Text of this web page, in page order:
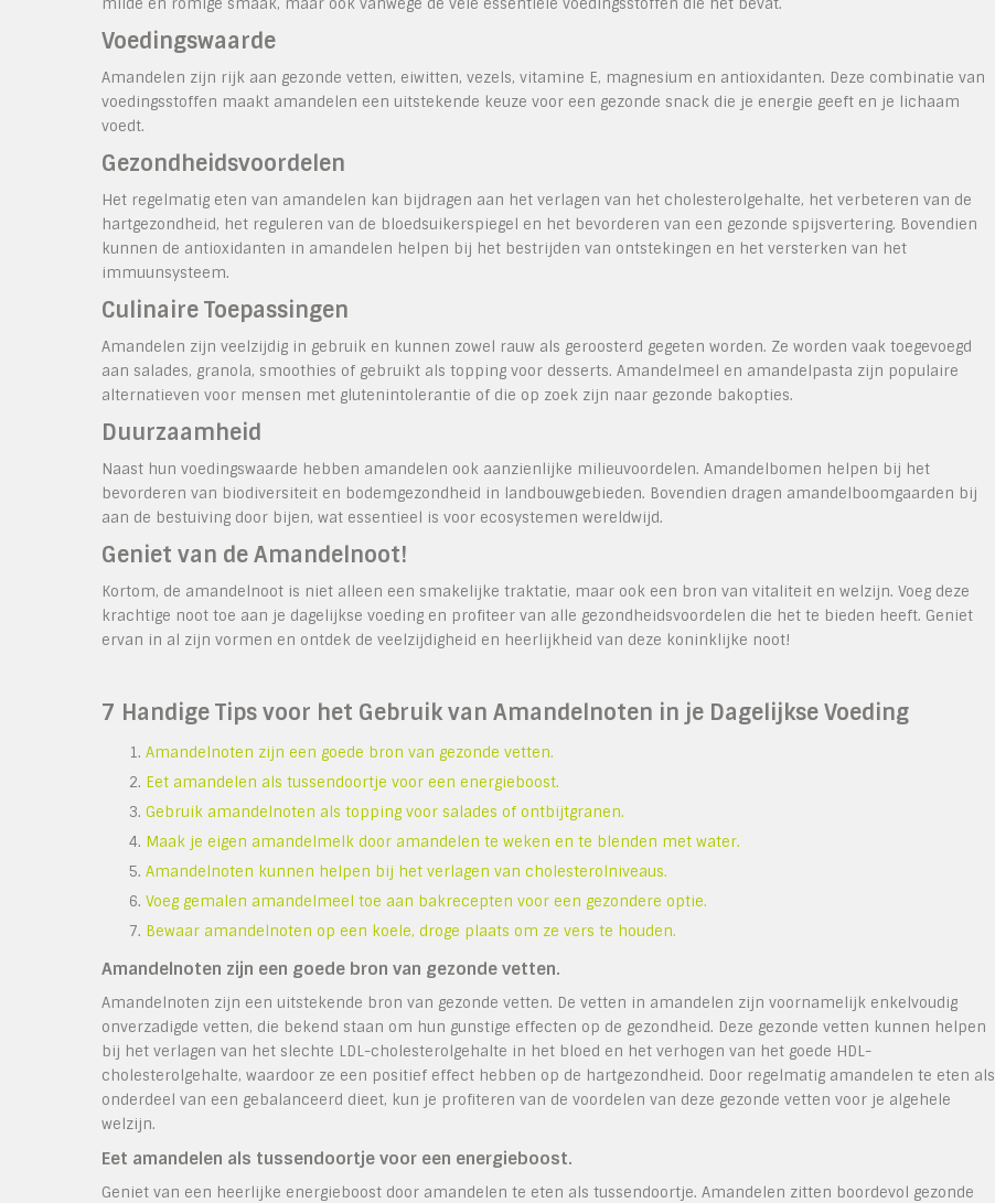
milde en romige smaak, maar ook vanwege de vele essentiële voedingsstoffen die het bevat.
Voedingswaarde
Amandelen zijn rijk aan gezonde vetten, eiwitten, vezels, vitamine E, magnesium en antioxidanten. Deze combinatie van
voedingsstoffen maakt amandelen een uitstekende keuze voor een gezonde snack die je energie geeft en je lichaam
voedt.
Gezondheidsvoordelen
Het regelmatig eten van amandelen kan bijdragen aan het verlagen van het cholesterolgehalte, het verbeteren van de
hartgezondheid, het reguleren van de bloedsuikerspiegel en het bevorderen van een gezonde spijsvertering. Bovendien
kunnen de antioxidanten in amandelen helpen bij het bestrijden van ontstekingen en het versterken van het
immuunsysteem.
Culinaire Toepassingen
Amandelen zijn veelzijdig in gebruik en kunnen zowel rauw als geroosterd gegeten worden. Ze worden vaak toegevoegd
aan salades, granola, smoothies of gebruikt als topping voor desserts. Amandelmeel en amandelpasta zijn populaire
alternatieven voor mensen met glutenintolerantie of die op zoek zijn naar gezonde bakopties.
Duurzaamheid
Naast hun voedingswaarde hebben amandelen ook aanzienlijke milieuvoordelen. Amandelbomen helpen bij het
bevorderen van biodiversiteit en bodemgezondheid in landbouwgebieden. Bovendien dragen amandelboomgaarden bij
aan de bestuiving door bijen, wat essentieel is voor ecosystemen wereldwijd.
Geniet van de Amandelnoot!
Kortom, de amandelnoot is niet alleen een smakelijke traktatie, maar ook een bron van vitaliteit en welzijn. Voeg deze
krachtige noot toe aan je dagelijkse voeding en profiteer van alle gezondheidsvoordelen die het te bieden heeft. Geniet
ervan in al zijn vormen en ontdek de veelzijdigheid en heerlijkheid van deze koninklijke noot!
7 Handige Tips voor het Gebruik van Amandelnoten in je Dagelijkse Voeding
Amandelnoten zijn een goede bron van gezonde vetten.
Eet amandelen als tussendoortje voor een energieboost.
Gebruik amandelnoten als topping voor salades of ontbijtgranen.
Maak je eigen amandelmelk door amandelen te weken en te blenden met water.
Amandelnoten kunnen helpen bij het verlagen van cholesterolniveaus.
Voeg gemalen amandelmeel toe aan bakrecepten voor een gezondere optie.
Bewaar amandelnoten op een koele, droge plaats om ze vers te houden.
Amandelnoten zijn een goede bron van gezonde vetten.
Amandelnoten zijn een uitstekende bron van gezonde vetten. De vetten in amandelen zijn voornamelijk enkelvoudig
onverzadigde vetten, die bekend staan om hun gunstige effecten op de gezondheid. Deze gezonde vetten kunnen helpen
bij het verlagen van het slechte LDL-cholesterolgehalte in het bloed en het verhogen van het goede HDL-
cholesterolgehalte, waardoor ze een positief effect hebben op de hartgezondheid. Door regelmatig amandelen te eten als
onderdeel van een gebalanceerd dieet, kun je profiteren van de voordelen van deze gezonde vetten voor je algehele
welzijn.
Eet amandelen als tussendoortje voor een energieboost.
Geniet van een heerlijke energieboost door amandelen te eten als tussendoortje. Amandelen zitten boordevol gezonde